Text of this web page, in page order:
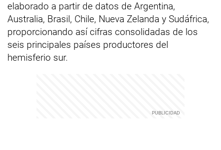
elaborado a partir de datos de Argentina,
Australia, Brasil, Chile, Nueva Zelanda y Sudáfrica,
proporcionando así cifras consolidadas de los
seis principales países productores del
hemisferio sur.